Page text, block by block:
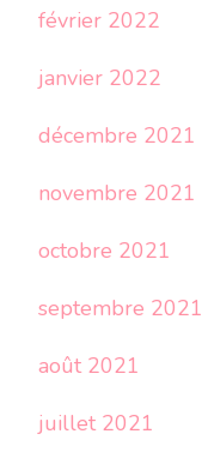
février 2022
janvier 2022
décembre 2021
novembre 2021
octobre 2021
septembre 2021
août 2021
juillet 2021